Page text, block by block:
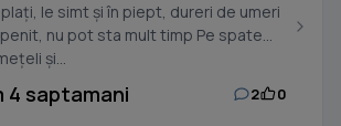
le simt și în piept, dureri de umeri
nu pot sta mult timp Pe spate
și...
4 saptamani 2 0